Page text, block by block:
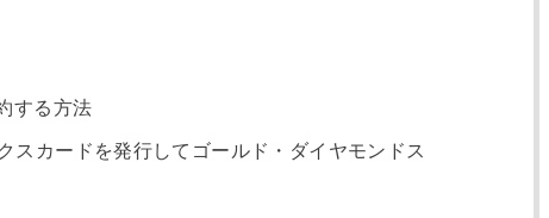
する方法
スカードを発行してゴールド・ダイヤモンドス